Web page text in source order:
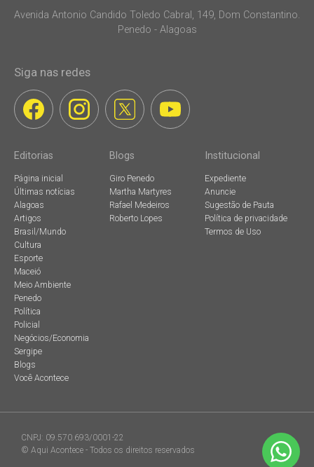
Avenida Antonio Candido Toledo Cabral, 149, Dom Constantino.
Penedo - Alagoas
Siga nas redes
Editorias
Página inicial
Últimas notícias
Alagoas
Artigos
Brasil/Mundo
Cultura
Esporte
Maceió
Meio Ambiente
Penedo
Política
Policial
Negócios/Economia
Sergipe
Blogs
Você Acontece
Blogs
Giro Penedo
Martha Martyres
Rafael Medeiros
Roberto Lopes
Institucional
Expediente
Anuncie
Sugestão de Pauta
Política de privacidade
Termos de Uso
CNPJ: 09.570.693/0001-22
© Aqui Acontece - Todos os direitos reservados